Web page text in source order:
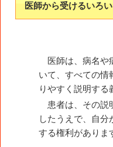
医師から受けるいろ
医師は、病名や
いて、すべての情
りやすく説明する
患者は、その説
したうえで、自分
する権利がありま